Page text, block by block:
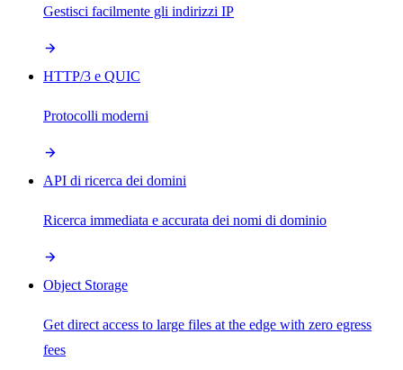
Gestisci facilmente gli indirizzi IP
HTTP/3 e QUIC
Protocolli moderni
API di ricerca dei domini
Ricerca immediata e accurata dei nomi di dominio
Object Storage
Get direct access to large files at the edge with zero egress
fees